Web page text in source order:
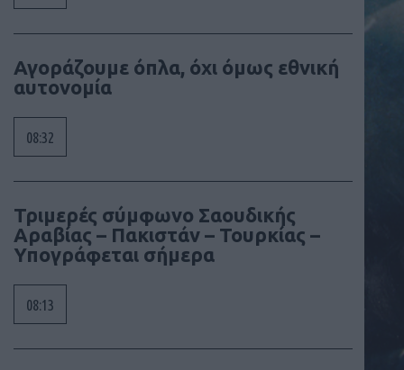
Αγοράζουμε όπλα, όχι όμως εθνική
αυτονομία
08:32
Τριμερές σύμφωνο Σαουδικής
Αραβίας – Πακιστάν – Τουρκίας –
Υπογράφεται σήμερα
08:13